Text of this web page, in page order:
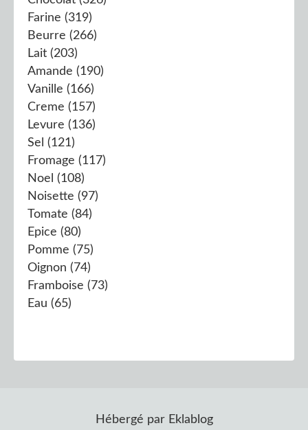
Farine (319)
Beurre (266)
Lait (203)
Amande (190)
Vanille (166)
Creme (157)
Levure (136)
Sel (121)
Fromage (117)
Noel (108)
Noisette (97)
Tomate (84)
Epice (80)
Pomme (75)
Oignon (74)
Framboise (73)
Eau (65)
Hébergé par Eklablog